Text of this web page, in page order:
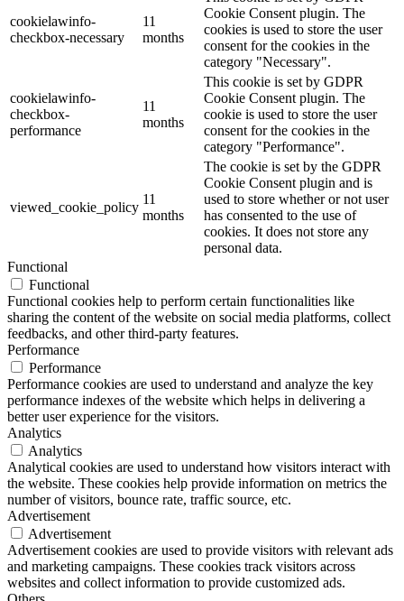
cookielawinfo-
checkbox-necessary
11
months
Cookie Consent plugin. The
cookies is used to store the user
consent for the cookies in the
category "Necessary".
cookielawinfo-
checkbox-
performance
11
months
This cookie is set by GDPR
Cookie Consent plugin. The
cookie is used to store the user
consent for the cookies in the
category "Performance".
viewed_cookie_policy
11
months
The cookie is set by the GDPR
Cookie Consent plugin and is
used to store whether or not user
has consented to the use of
cookies. It does not store any
personal data.
Functional
Functional
Functional cookies help to perform certain functionalities like
sharing the content of the website on social media platforms, collect
feedbacks, and other third-party features.
Performance
Performance
Performance cookies are used to understand and analyze the key
performance indexes of the website which helps in delivering a
better user experience for the visitors.
Analytics
Analytics
Analytical cookies are used to understand how visitors interact with
the website. These cookies help provide information on metrics the
number of visitors, bounce rate, traffic source, etc.
Advertisement
Advertisement
Advertisement cookies are used to provide visitors with relevant ads
and marketing campaigns. These cookies track visitors across
websites and collect information to provide customized ads.